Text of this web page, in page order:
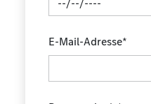
E-Mail-Adresse*